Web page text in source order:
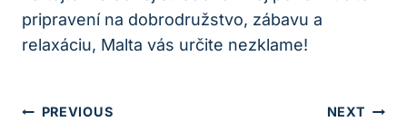
pripravení na dobrodružstvo, zábavu a
relaxáciu, Malta vás určite nezklame!
Navigácia
PREVIOUS NEXT